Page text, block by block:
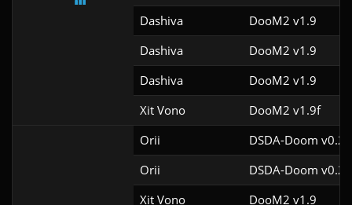
Dashiva
DooM2 v1.9
Dashiva
DooM2 v1.9
Dashiva
DooM2 v1.9
Xit Vono
DooM2 v1.9f
Orii
DSDA-Doom
Orii
DSDA-Doom
Xit Vono
DooM2 v1.9